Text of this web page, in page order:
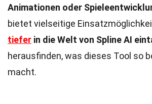
Animationen oder
bietet vielseitige
tiefer in die Welt von Spline AI
herausfinden, was dieses Tool so
macht.